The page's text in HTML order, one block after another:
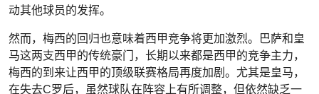
动其他球员的发挥。
然而，梅西的回归也意味着西甲竞争将更加激烈。巴萨和皇
马这两支西甲的传统豪门，长期以来都是西甲的竞争主力，
梅西的到来让西甲的顶级联赛格局再度加剧。尤其是皇马，
在失去C罗后，虽然球队在阵容上有所调整，但依然缺乏一